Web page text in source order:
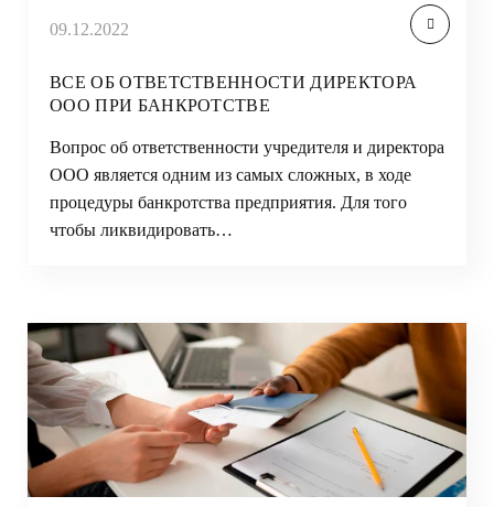
09.12.2022
ВСЕ ОБ ОТВЕТСТВЕННОСТИ ДИРЕКТОРА
ООО ПРИ БАНКРОТСТВЕ
Вопрос об ответственности учредителя и директора
ООО является одним из самых сложных, в ходе
процедуры банкротства предприятия. Для того
чтобы ликвидировать…